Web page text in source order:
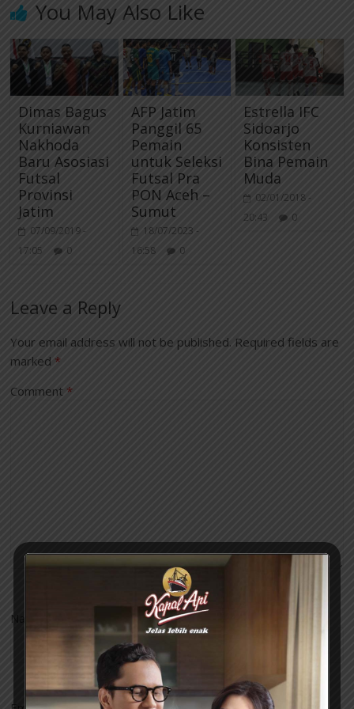
k m
You May Also Like
Dimas Bagus
Kurniawan
Nakhoda
Baru Asosiasi
Futsal
Provinsi
Jatim
07/09/2019 -
17:05
0
AFP Jatim
Panggil 65
Pemain
untuk Seleksi
Futsal Pra
PON Aceh –
Sumut
18/07/2023 -
16:58
0
Estrella IFC
Sidoarjo
Konsisten
Bina Pemain
Muda
02/01/2018 -
20:43
0
Leave a Reply
Your email address will not be published. Required fields are
marked*
Comment*
Name